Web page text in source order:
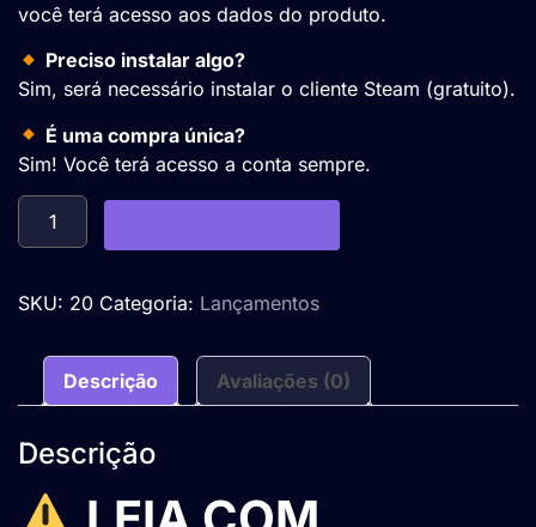
você terá acesso aos dados do produto.
Preciso instalar algo?
Sim, será necessário instalar o cliente Steam (gratuito).
É uma compra única?
Sim! Você terá acesso a conta sempre.
SKU: 20 Categoria: Lançamentos
Descrição Avaliações (0)
Descrição